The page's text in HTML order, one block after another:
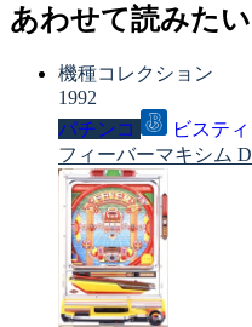
あわせて読みたい
機種コレクション
1992
パチンコ
ビスティ
フィーバーマキシム D